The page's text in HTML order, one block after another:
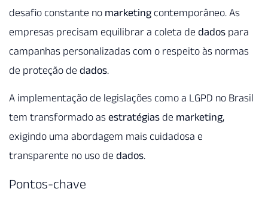
desafio constante no marketingcontemporâneo. As
empresas precisam equilibrar a coleta de dados para
campanhas personalizadas com o respeito às normas
de proteção de dados.
A implementação de legislações como a LGPD no Brasil
tem transformado as estratégias de marketing,
exigindo uma abordagem mais cuidadosa e
transparente no uso de dados.
Pontos-chave